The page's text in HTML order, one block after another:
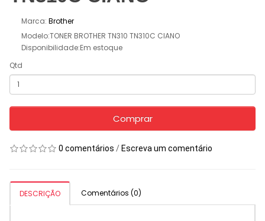
Marca: Brother
Modelo:TONER BROTHER TN310 TN310C CIANO
Disponibilidade:Em estoque
Qtd
Comprar
0 comentários / Escreva um comentário
DESCRIÇÃO Comentários (0)